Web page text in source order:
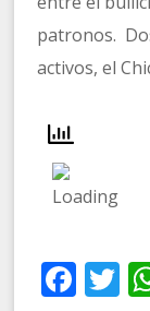
patronos.
activos, el